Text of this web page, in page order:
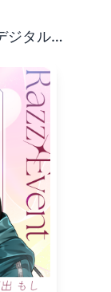
夢出 もし ラズイベvol.13限定デジタルグッズBOXガチャ